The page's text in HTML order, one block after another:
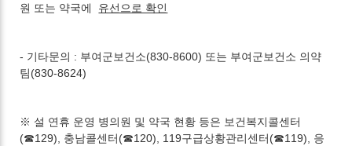
원 또는 약국에 유선으로 확인
- 기타문의 : 부여군보건소(830-8600) 또는 부여군보건소 의약
팀(830-8624)
※ 설 연휴 운영 병의원 및 약국 현황 등은 보건복지콜센터
(☎129), 충남콜센터(☎120), 119구급상황관리센터(☎119), 응